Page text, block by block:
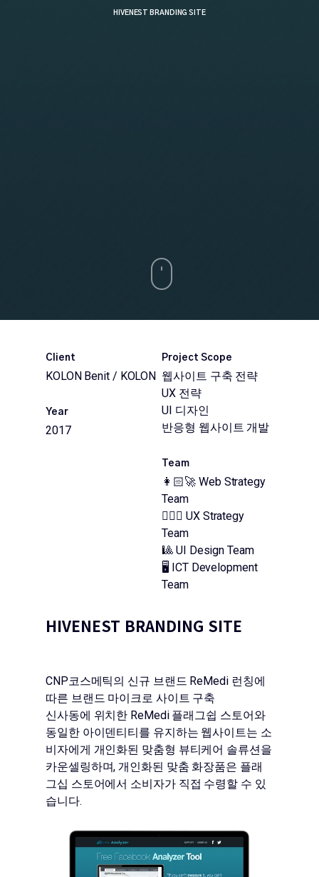
HIVENEST BRANDING SITE
Client
KOLON Benit / KOLON
Year
2017
Project Scope
웹사이트 구축 전략
UX 전략
UI 디자인
반응형 웹사이트 개발
Team
👩🏻‍🚀 Web Strategy
Team
🕵🏻‍♂️ UX Strategy
Team
🎱 UI Design Team
🖥 ICT Development
Team
HIVENEST BRANDING SITE
CNP코스메틱의 신규 브랜드 ReMedi 런칭에
따른 브랜드 마이크로 사이트 구축
신사동에 위치한 ReMedi 플래그쉽 스토어와
동일한 아이덴티티를 유지하는 웹사이트는 소
비자에게 개인화된 맞춤형 뷰티케어 솔류션을
카운셀링하며, 개인화된 맞춤 화장품은 플래
그십 스토어에서 소비자가 직접 수령할 수 있
습니다.